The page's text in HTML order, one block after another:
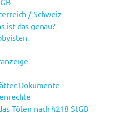
/ Schweiz
ist das genau?
Dokumente
Töten nach §218 StGB